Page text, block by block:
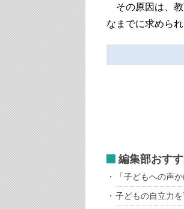
その原因は、教
なまでに求めら
編集部おす
「子どもへの声
子どもの自立力